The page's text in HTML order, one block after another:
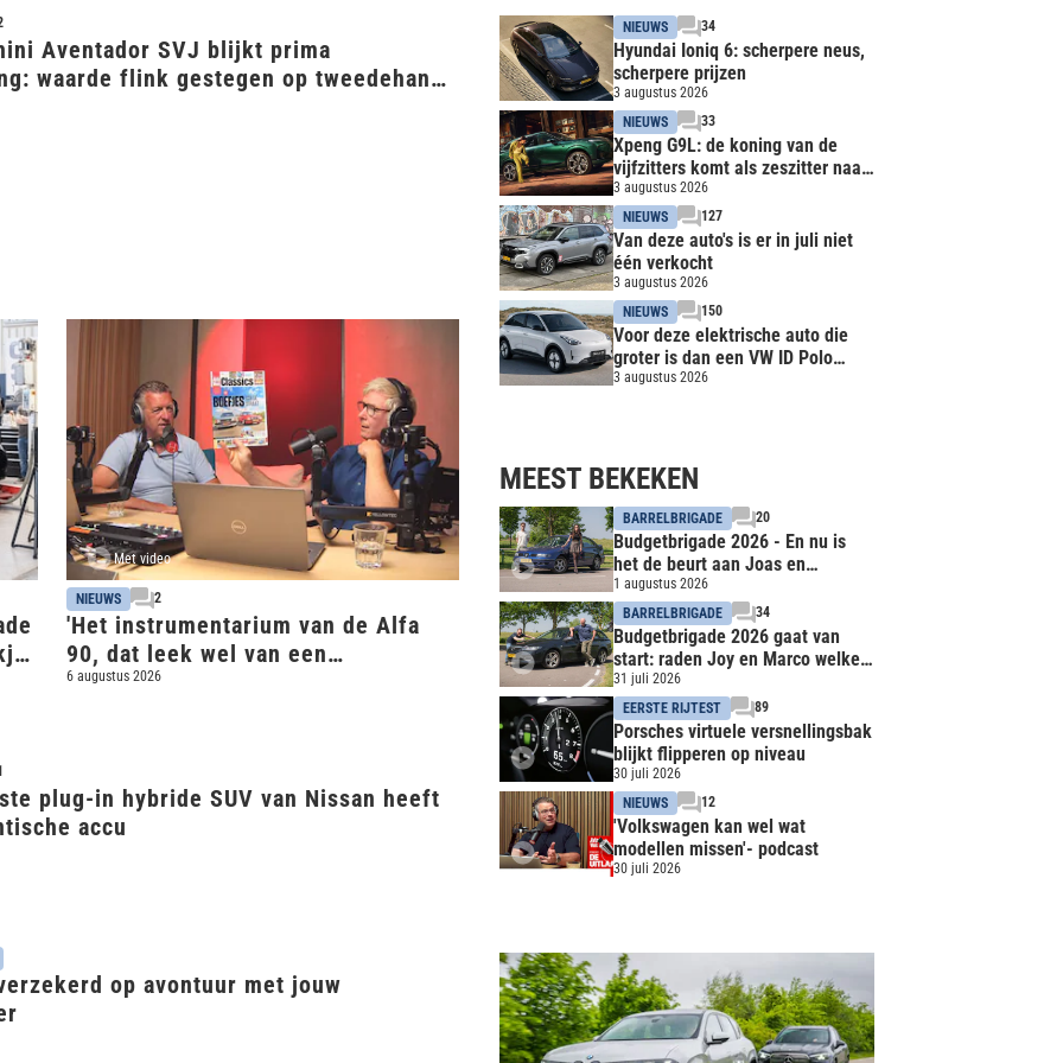
Aventador SVJ blijkt prima
waarde flink gestegen op tweedehands
Met video
NIEUWS 2
'Het instrumentarium van de Alfa
90, dat leek wel van een
ruimteschip' - podcast
6 augustus 2026
plug-in hybride SUV van Nissan heeft
accu
op avontuur met jouw
NIEUWS 34
Hyundai Ioniq 6: scherpere neus,
scherpere prijzen
3 augustus 2026
NIEUWS
33
Xpeng G9L: de koning van de
vijfzitters komt als zeszitter naar
Nederland
3 augustus 2026
NIEUWS
127
Van deze auto's is er in juli niet
één verkocht
3 augustus 2026
NIEUWS
150
Voor deze elektrische auto die
groter is dan een VW ID Polo
betaal je duizenden euro's minder
3 augustus 2026
MEEST BEKEKEN
BARRELBRIGADE 20
Budgetbrigade 2026 - En nu is
het de beurt aan Joas en
Stéphan, raden zij de auto van
Joy en Marco?
1 augustus 2026
BARRELBRIGADE
34
Budgetbrigade 2026 gaat van
start: raden Joy en Marco welke
auto Joas en Stéphan hebben?
31 juli 2026
EERSTE RIJTEST
89
Porsches virtuele versnellingsbak
blijkt flipperen op niveau
30 juli 2026
NIEUWS
12
'Volkswagen kan wel wat
modellen missen'- podcast
30 juli 2026